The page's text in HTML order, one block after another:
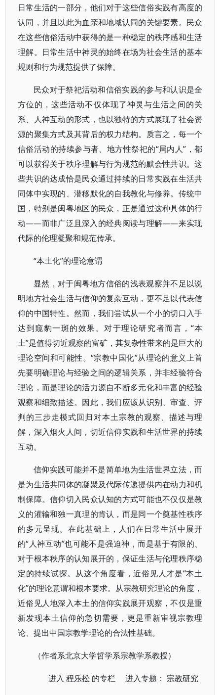
日常生活的一部分，他们对于这些信俗实践有高度的
认同，并且以此为血亲和地域认同的关键要素。民众
在这些信俗活动中获得的是一种稳定的秩序感和生活
理解。日常生活中神灵的始终在场为社会生活的基本
规则和行为规范提供了保障。
民众对于祭祀活动和信俗实践的参与和认识是全
方位的，这些活动不仅体现了神灵与生活之间的关
系、人神互动的形式，也以独特的方式展现了社会资
源的聚集方式及其背后的权力结构。质言之，每一个
信俗活动的持续参与者、地方性祭祀的“局内人”，都
可以获得关于秩序理解与行为规范的默会性共识。这
些共识的达成恰是民众通过持续的日常实践在生活共
同体中实现的、潜移默化的自我教化与修养。传统中
国，特别是闽粤地区的民众，正是通过这种具体的行
动——而非广泛且深入的经典阅读与理解——来实现
代际的伦理凝聚和规范传承。
“本土化”的理论意谓
显然，对于闽粤地方信俗的浅表观察并不足以说
明地方社会生活与信仰的复杂互动，更不足以代表信
仰的中国特性。然而，我们尝试从一个小的切口入手
达到窥豹一斑的效果。对于理论研究者而言，“本
土”是值得切近观察的富矿，其复杂性带来的是巨大的
理论空间和可能性。“宗教中国化”从理论的意义上首
先要明确理论与经验之间的逻辑关系，并非经验符合
理论，而是理论的活力源自不断多元化和丰富的经验
观察和细致描述。因此，我们应该从识别、审查、评
判的三步走模式回归对本土宗教的观察、描述与理
解，深入烟火人间，切近信仰实践和生活世界的持续
互动。
信仰实践可能并不是简单地为生活世界立法，而
是为生活共同体的凝聚及代际传递提供内在动力和机
制保障。信仰切入民众认知的方式可能也不仅仅是教
义的灌输和独一真理的肯认，而是同一个奠基性秩序
的多元呈现。在此基础上，人们在日常生活中展开
的“人神互动”也可能不是强迫神，而是基于有限的、
对于根本秩序的认知展开的，保证生活与伦理秩序稳
定的持续试探。从这个角度看，近俗见人才是“本土
化”的理论意谓和根本要求。从宗教研究理论的角度，
近俗见人地深入本土的信仰实践展开观察，不仅是重
新发现本土信仰的急切需要，更是重新审视宗教理
论、提出中国宗教学理论的合法性基础。
（作者系北京大学哲学系宗教学系教授）
进入程乐松 的专栏 进入专题：宗教研究